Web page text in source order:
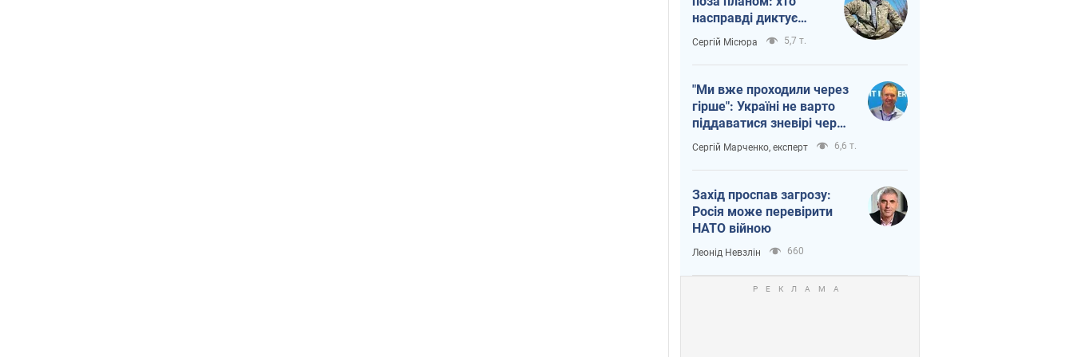
насправді диктує
темп війни
Сергій Місюра 5,7 т.
"Ми вже проходили через
гірше": Україні не варто
піддаватися зневірі через
ракетний терор
Сергій Марченко, експерт 6,6 т.
Захід проспав загрозу:
Росія може перевірити
НАТО війною
Леонід Невзлін 660